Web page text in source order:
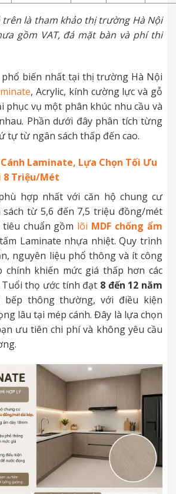
trên là tham khảo thị trường Hà Nội
gồm VAT, đá mặt bàn và phí thi
phổ biến nhất tại thị trường Hà Nội
, Acrylic, kính cường lực và gỗ
phục vụ một phân khúc nhu cầu và
Phần dưới đây phân tích từng
tự từ ngân sách thấp đến cao.
Cánh Laminate, Lựa Chọn Tối Ưu
8 Triệu/Mét
hợp nhất với căn hộ chung cư
từ 5,6 đến 7,5 triệu đồng/mét
chuẩn gồm lõi MDF chống ẩm
Laminate nhựa nhiệt. Quy trình
nguyên liệu phổ thông và ít công
chính khiến mức giá thấp hơn các
Tuổi thọ ước tính đạt 8 đến 12 năm
thông thường, với điều kiện
lâu tại mép cánh. Đây là lựa chọn
ưu tiên chi phí và không yêu cầu